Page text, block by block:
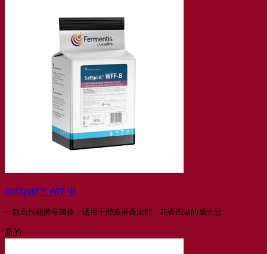
SafSpirit™ WFF-8
一款高性能酵母菌株，适用于酿造果香浓郁、花香四溢的威士忌
新的